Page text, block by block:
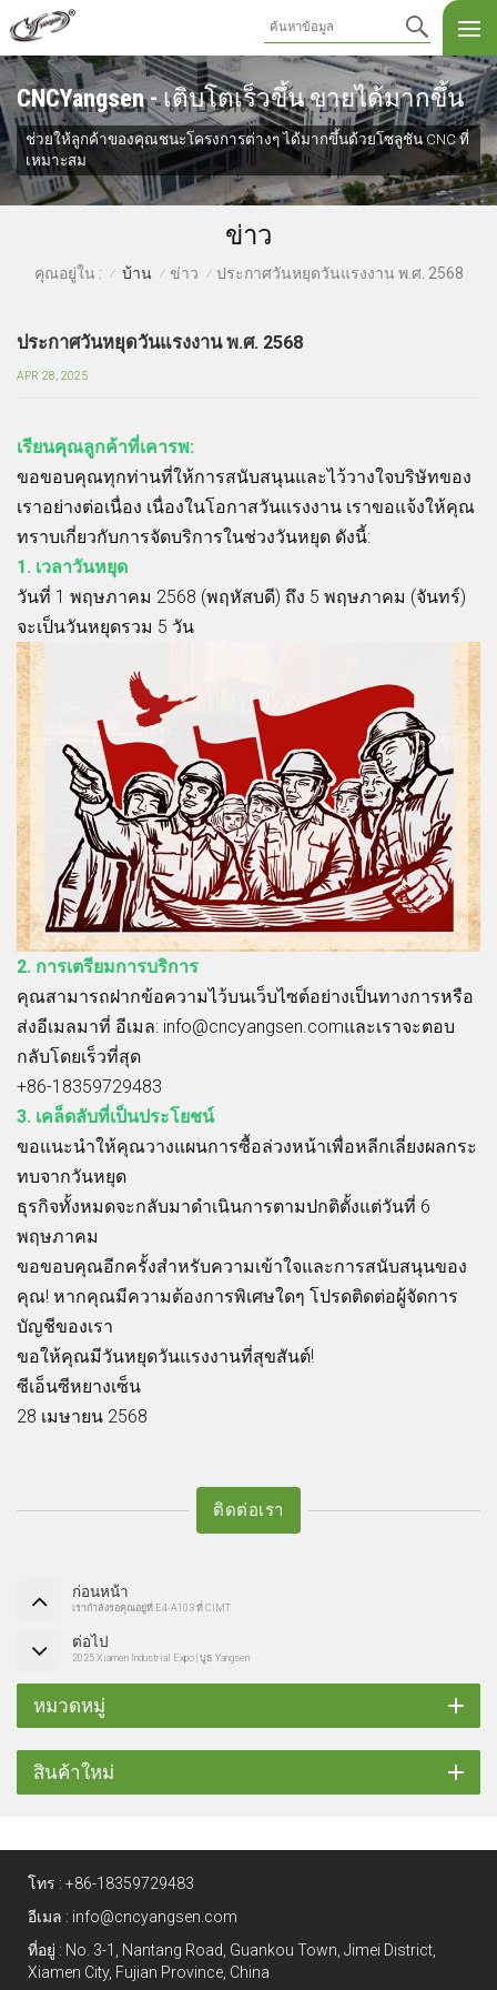
CNCYangsen - เติบโตเร็วขึ้น ขายได้มากขึ้น
ช่วยให้ลูกค้าของคุณชนะโครงการต่างๆ ได้มากขึ้นด้วยโซลูชัน CNC ที่
เหมาะสม
ข่าว
คุณอยู่ใน : / บ้าน / ข่าว / ประกาศวันหยุดวันแรงงาน พ.ศ. 2568
ประกาศวันหยุดวันแรงงาน พ.ศ. 2568
APR 28, 2025
เรียนคุณลูกค้าที่เคารพ:
ขอขอบคุณทุกท่านที่ให้การสนับสนุนและไว้วางใจบริษัทของ
เราอย่างต่อเนื่อง เนื่องในโอกาสวันแรงงาน เราขอแจ้งให้คุณ
ทราบเกี่ยวกับการจัดบริการในช่วงวันหยุด ดังนี้:
1. เวลาวันหยุด
วันที่ 1 พฤษภาคม 2568 (พฤหัสบดี) ถึง 5 พฤษภาคม (จันทร์)
จะเป็นวันหยุดรวม 5 วัน
2. การเตรียมการบริการ
คุณสามารถฝากข้อความไว้บนเว็บไซต์อย่างเป็นทางการหรือ
ส่งอีเมลมาที่ อีเมล: info@cncyangsen.comและเราจะตอบ
กลับโดยเร็วที่สุด
+86-18359729483
3. เคล็ดลับที่เป็นประโยชน์
ขอแนะนำให้คุณวางแผนการซื้อล่วงหน้าเพื่อหลีกเลี่ยงผลกระ
ทบจากวันหยุด
ธุรกิจทั้งหมดจะกลับมาดำเนินการตามปกติตั้งแต่วันที่ 6
พฤษภาคม
ขอขอบคุณอีกครั้งสำหรับความเข้าใจและการสนับสนุนของ
คุณ! หากคุณมีความต้องการพิเศษใดๆ โปรดติดต่อผู้จัดการ
บัญชีของเรา
ขอให้คุณมีวันหยุดวันแรงงานที่สุขสันต์!
ซีเอ็นซีหยางเซ็น
28 เมษายน 2568
ติดต่อเรา
ก่อนหน้า
เรากำลังรอคุณอยู่ที่ E4-A103 ที่ CIMT
ต่อไป
2025 Xiamen Industrial Expo | บูธ Yangsen
หมวดหมู่
สินค้าใหม่
โทร : +86-18359729483
อีเมล : info@cncyangsen.com
ที่อยู่ : No. 3-1, Nantang Road, Guankou Town, Jimei District,
Xiamen City, Fujian Province, China